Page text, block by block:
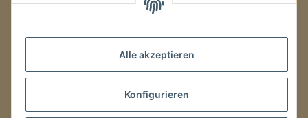
Alle akzeptieren
Konfigurieren
08:00–16:00 Uhr
LAGER / RETOUREN
Packmonster Fulfillment
SJS Carstyling Lager